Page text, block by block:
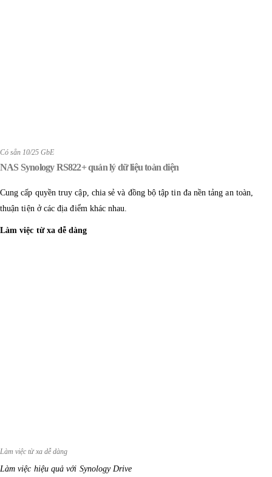
Có sẵn 10/25 GbE
NAS Synology RS822+ quản lý dữ liệu toàn diện
Cung cấp quyền truy cập, chia sẻ và đồng bộ tập tin đa nền tảng an toàn,
thuận tiện ở các địa điểm khác nhau.
Làm việc từ xa dễ dàng
Làm việc từ xa dễ dàng
Làm việc hiệu quả với Synology Drive